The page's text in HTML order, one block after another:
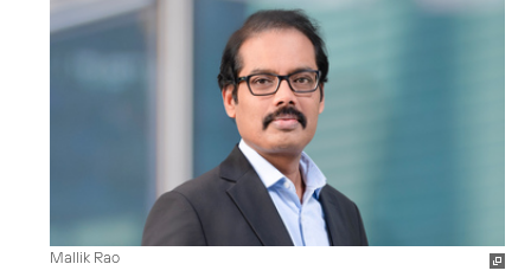
Mallik Rao